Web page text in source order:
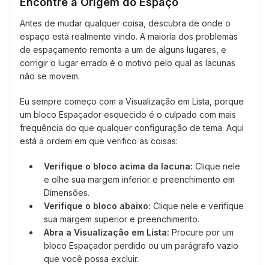
Antes de mudar qualquer coisa, descubra de onde o
espaço está realmente vindo. A maioria dos problemas
de espaçamento remonta a um de alguns lugares, e
corrigir o lugar errado é o motivo pelo qual as lacunas
não se movem.
Eu sempre começo com a Visualização em Lista, porque
um bloco Espaçador esquecido é o culpado com mais
frequência do que qualquer configuração de tema. Aqui
está a ordem em que verifico as coisas:
Verifique o bloco acima da lacuna: Clique nele
e olhe sua margem inferior e preenchimento em
Dimensões.
Verifique o bloco abaixo: Clique nele e verifique
sua margem superior e preenchimento.
Abra a Visualização em Lista: Procure por um
bloco Espaçador perdido ou um parágrafo vazio
que você possa excluir.